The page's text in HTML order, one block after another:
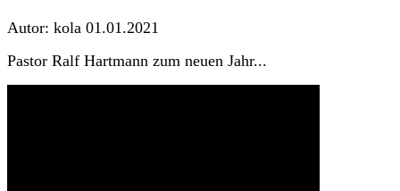
Autor: kola 01.01.2021
Pastor Ralf Hartmann zum neuen Jahr...